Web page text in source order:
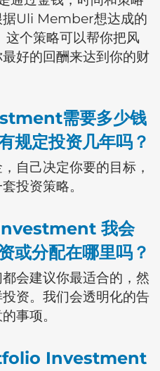
据Uli Member想达成的
这个策略可以帮你把风
好的回酬来达到你的财
需要多少钱
规定投资几年吗？
自己决定你要的目标，
投资策略。
我会
或分配在哪里吗？
会建议你最适合的，然
资。我们会透明化的告
事项。
Investment